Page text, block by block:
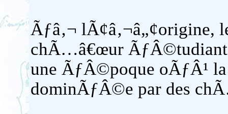
Ãƒâ‚¬
chÃ…â€œur ÃƒÂ©tudiant
une ÃƒÂ©poque oÃƒÂ¹
dominÃƒÂ©e par des